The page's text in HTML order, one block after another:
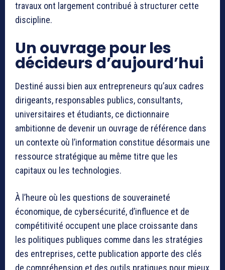
travaux ont largement contribué à structurer cette
discipline.
Un ouvrage pour les
décideurs d’aujourd’hui
Destiné aussi bien aux entrepreneurs qu’aux cadres
dirigeants, responsables publics, consultants,
universitaires et étudiants, ce dictionnaire
ambitionne de devenir un ouvrage de référence dans
un contexte où l’information constitue désormais une
ressource stratégique au même titre que les
capitaux ou les technologies.
À l’heure où les questions de souveraineté
économique, de cybersécurité, d’influence et de
compétitivité occupent une place croissante dans
les politiques publiques comme dans les stratégies
des entreprises, cette publication apporte des clés
de compréhension et des outils pratiques pour mieux